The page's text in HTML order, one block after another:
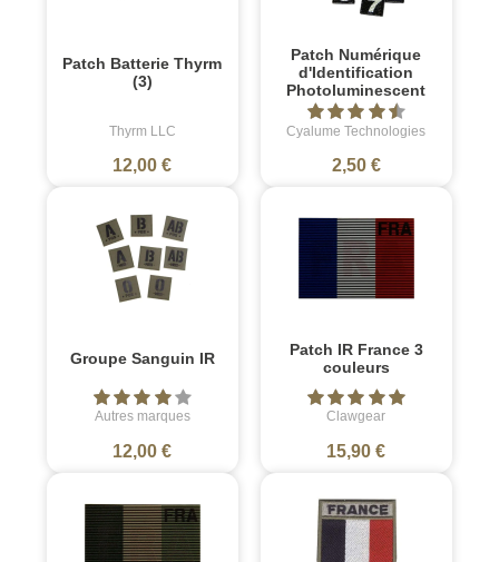
Patch Batterie Thyrm
(3)
Thyrm LLC
12,00 €
Patch Numérique
d'Identification
Photoluminescent
Cyalume Technologies
2,50 €
Groupe Sanguin IR
Autres marques
12,00 €
Patch IR France 3
couleurs
Clawgear
15,90 €